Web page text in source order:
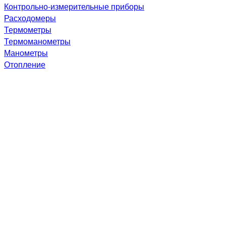
Контрольно-измерительные приборы
Расходомеры
Термометры
Термоманометры
Манометры
Отопление